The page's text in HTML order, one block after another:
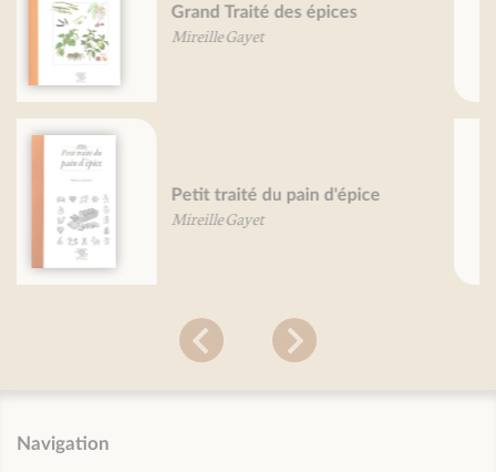
Huîtres, je vous aime...
Catherine Simon-Goulletquer
Petit traité de la morue
Bruno Bertheuil
Navigation